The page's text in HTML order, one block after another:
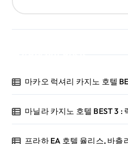
마카오 럭셔리 카지노 호텔
마닐라 카지노 호텔 BEST 3 :
프라하 EA 호텔 율리스, 바츨